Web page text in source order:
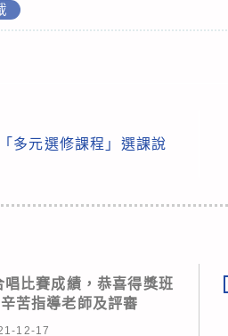
多元選修課程」選課說
比賽成績，恭喜得獎班
苦指導老師及評審
12-17